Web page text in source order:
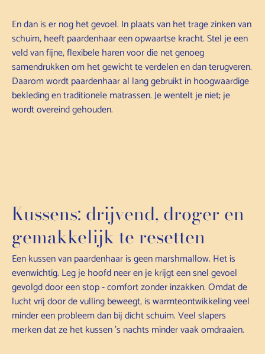
En dan is er nog het gevoel. In plaats van het trage zinken van
schuim, heeft paardenhaar een opwaartse kracht. Stel je een
veld van fijne, flexibele haren voor die net genoeg
samendrukken om het gewicht te verdelen en dan terugveren.
Daarom wordt paardenhaar al lang gebruikt in hoogwaardige
bekleding en traditionele matrassen. Je wentelt je niet; je
wordt overeind gehouden.
Kussens: drijvend, droger en
gemakkelijk te resetten
Een kussen van paardenhaar is geen marshmallow. Het is
evenwichtig. Leg je hoofd neer en je krijgt een snel gevoel
gevolgd door een stop - comfort zonder inzakken. Omdat de
lucht vrij door de vulling beweegt, is warmteontwikkeling veel
minder een probleem dan bij dicht schuim. Veel slapers
merken dat ze het kussen 's nachts minder vaak omdraaien.